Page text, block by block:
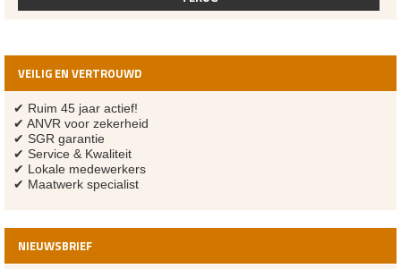
VEILIG EN VERTROUWD
✔ Ruim 45 jaar actief!
✔ ANVR voor zekerheid
✔ SGR garantie
✔ Service & Kwaliteit
✔ Lokale medewerkers
✔ Maatwerk specialist
NIEUWSBRIEF